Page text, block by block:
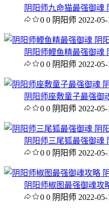
阴阳师九命猫最强御魂
0 0 阴阳师 2022-
阴阳师鲤鱼精最强御魂
0 0 阴阳师 2022-
阴阳师座敷童子最强御
0 0 阴阳师 2022-
阴阳师三尾狐最强御魂
0 0 阴阳师 2022-
阴阳师椒图最强御魂攻
0 0 阴阳师 2022-